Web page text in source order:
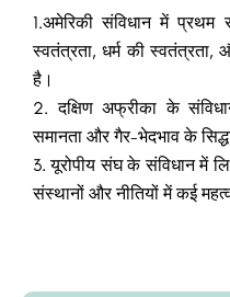
1.अमेरिकी संविधान में प्रथम
स्वतंत्रता, धर्म की स्वतंत्रता,
है।
2. दक्षिण अफ्रीका के
समानता और गैर-भेदभाव के
3. यूरोपीय संघ के संविधान में
संस्थानों और नीतियों में कई